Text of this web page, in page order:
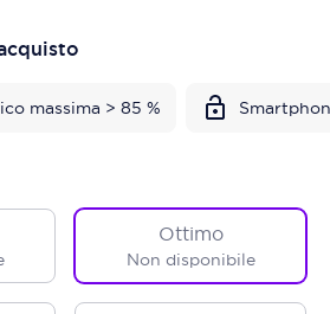
massima > 85 %
Ottimo
Non disponibile